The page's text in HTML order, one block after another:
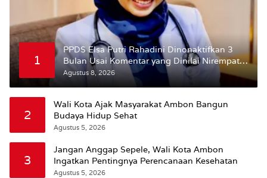
1
PPDS Elsa Putri Rahadini Dinonaktifkan 3
Bulan Usai Komentar yang Dinilai Nirempati
ke Pasien BPJS
Agustus 8, 2026
2
Wali Kota Ajak Masyarakat Ambon Bangun
Budaya Hidup Sehat
Agustus 5, 2026
3
Jangan Anggap Sepele, Wali Kota Ambon
Ingatkan Pentingnya Perencanaan Kesehatan
Agustus 5, 2026